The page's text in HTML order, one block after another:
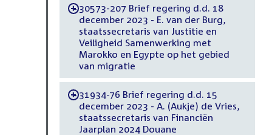
-30573-207 Brief regering d.d. 18
december 2023 - E. van der Burg,
staatssecretaris van Justitie en
Veiligheid Samenwerking met
Marokko en Egypte op het gebied
van migratie
-31934-76 Brief regering d.d. 15
december 2023 - A. (Aukje) de Vries,
staatssecretaris van Financiën
Jaarplan 2024 Douane